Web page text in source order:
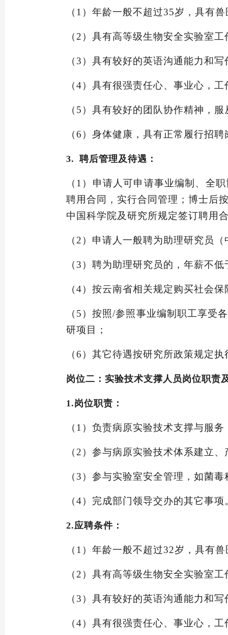
（1） 年龄一般不超过35岁，具有
（2） 具有高等级生物安全实验室
（3） 具有较好的英语沟通能力和写
（4） 具有很强责任心、事业心，工
（5） 具有较好的团队协作精神，服
（6） 身体健康，具有正常履行招
3. 聘后管理及待遇：
（1） 申请人可申请事业编制、全
聘用合同，实行合同管理；博士后
中国科学院及研究所规定签订聘用
（2） 申请人一般聘为助理研究员
（3） 聘为助理研究员的，年薪不低
（4） 按云南省相关规定购买社会保
（5）按照/参照事业编制职工享受
研项目；
（6） 其它待遇按研究所政策规定执
岗位二：实验技术支撑人员岗位职责
1.岗位职责：
（1） 负责病原实验技术支撑与服务
（2） 参与病原实验技术体系建立
（3） 参与实验室安全管理，如菌
（4） 完成部门领导交办的其它事项
2.应聘条件：
（1） 年龄一般不超过32岁，具有
（2） 具有高等级生物安全实验室
（3） 具有较好的英语沟通能力和写
（4） 具有很强责任心、事业心，工